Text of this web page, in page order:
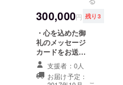
映作品
トから
お好き
な映画
をお選
びいた
だけま
ICOUの空間をプ
ライベートに貸
し切ってお好き
な演出のご相談
に対応します！
サプライズな演
出でプロポーズ
に使うも良し、
300,000円 残り3
・心を込めた御
礼のメッセージ
カードをお送り
させていただき
ます。 ・今回新
たに立ち上げる
支援者：0人
お届け予定：